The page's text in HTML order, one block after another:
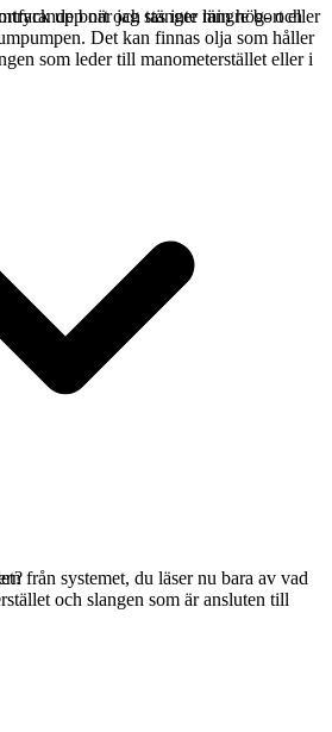
bort och tas inte längre bort eller
Det kan finnas olja som håller
som leder till manometerstället eller i
upp när jag stänger min hög- och
från systemet, du läser nu bara av vad
och slangen som är ansluten till